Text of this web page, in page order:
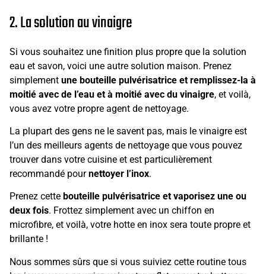
2. La solution au vinaigre
Si vous souhaitez une finition plus propre que la solution
eau et savon, voici une autre solution maison. Prenez
simplement une bouteille pulvérisatrice et remplissez-la à
moitié avec de l’eau et à moitié avec du vinaigre, et voilà,
vous avez votre propre agent de nettoyage.
La plupart des gens ne le savent pas, mais le vinaigre est
l’un des meilleurs agents de nettoyage que vous pouvez
trouver dans votre cuisine et est particulièrement
recommandé pournettoyer l’inox.
Prenez cette bouteille pulvérisatrice et vaporisez une ou
deux fois. Frottez simplement avec un chiffon en
microfibre, et voilà, votre hotte en inox sera toute propre et
brillante !
Nous sommes sûrs que si vous suiviez cette routine tous